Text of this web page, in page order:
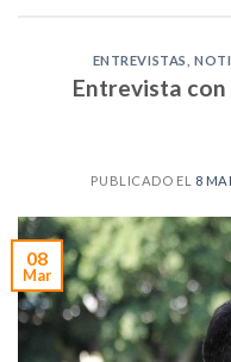
ENTREVISTAS
Entrevista
PUBLICADO EL 8
08
Mar